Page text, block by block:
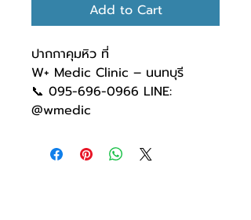
Add to Cart
ปากกาคุมหิว ที่
W+ Medic Clinic – นนทบุรี
📞 095-696-0966 LINE:
@wmedic